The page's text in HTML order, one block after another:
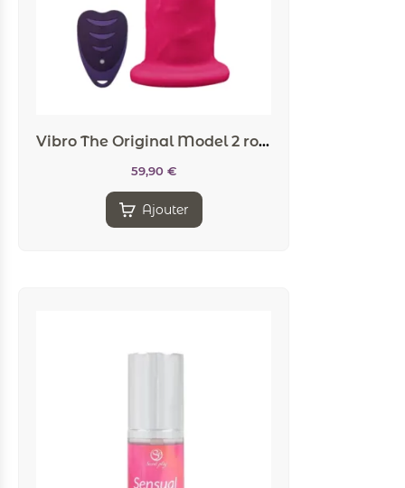
Vibro The Original Model 2 rose 17,5 cm – SilexD
59,90 €
Ajouter